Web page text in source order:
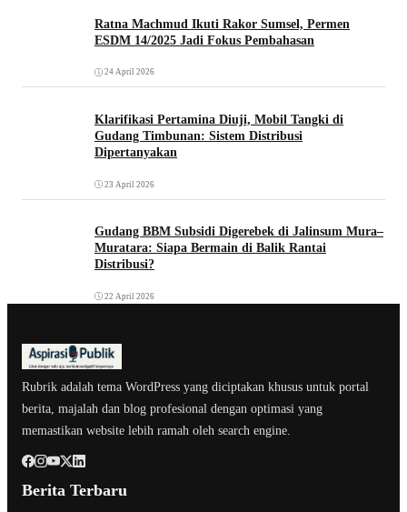
Ratna Machmud Ikuti Rakor Sumsel, Permen
ESDM 14/2025 Jadi Fokus Pembahasan
24 April 2026
Klarifikasi Pertamina Diuji, Mobil Tangki di
Gudang Timbunan: Sistem Distribusi
Dipertanyakan
23 April 2026
Gudang BBM Subsidi Digerebek di Jalinsum Mura–
Muratara: Siapa Bermain di Balik Rantai
Distribusi?
22 April 2026
Rubrik adalah tema WordPress yang diciptakan khusus untuk portal
berita, majalah dan blog profesional dengan optimasi yang
memastikan website lebih ramah oleh search engine.
Berita Terbaru